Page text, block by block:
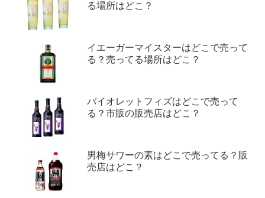
る場所はどこ？
イエーガーマイスターはどこで売って
る？売ってる場所はどこ？
バイオレットフィズはどこで売って
る？市販の販売店はどこ？
男梅サワーの素はどこで売ってる？販
売店はどこ？